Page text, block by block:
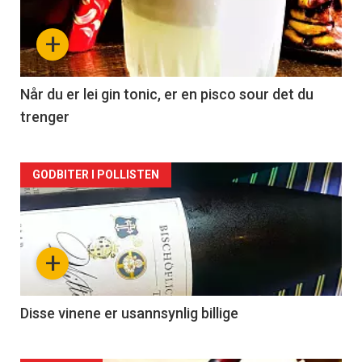
nå
-
2
+
Når du er lei gin tonic, er en pisco sour det du
trenger
Forsiden
akkurat
nå
3
+
GODBITER I POLLISTEN
Disse vinene er usannsynlig billige